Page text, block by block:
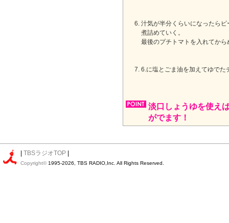
汁気が半分くらいになったら
煮詰めていく。
最後のプチトマトを入れてから
6.に塩とごま油を加えてゆでた
淡口しょうゆを使え
がでます！
TBSラジオTOP
Copyright© 1995-2026, TBS RADIO,Inc. All Rights Reserved.